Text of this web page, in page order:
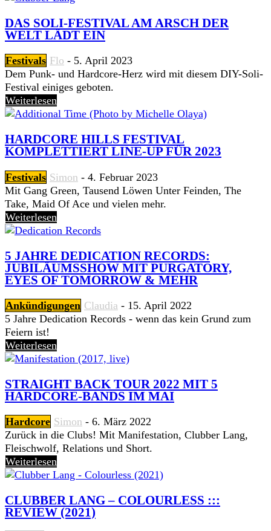
DAS SOLI-FESTIVAL AM ARSCH DER
WELT LÄDT EIN
Festivals Flo - 5. April 2023
Dem Punk- und Hardcore-Herz wird mit diesem DIY-Soli-
Festival einiges geboten.
Weiterlesen
HARDCORE HILLS FESTIVAL
KOMPLETTIERT LINE-UP FÜR 2023
Festivals Simon - 4. Februar 2023
Mit Gang Green, Tausend Löwen Unter Feinden, The
Take, Maid Of Ace und vielen mehr.
Weiterlesen
5 JAHRE DEDICATION RECORDS:
JUBILÄUMSSHOW MIT PURGATORY,
EYES OF TOMORROW & MEHR
Ankündigungen Claudia - 15. April 2022
5 Jahre Dedication Records - wenn das kein Grund zum
Feiern ist!
Weiterlesen
STRAIGHT BACK TOUR 2022 MIT 5
HARDCORE-BANDS IM MAI
Hardcore Simon - 6. März 2022
Zurück in die Clubs! Mit Manifestation, Clubber Lang,
Fleischwolf, Relations und Short.
Weiterlesen
CLUBBER LANG – COLOURLESS :::
REVIEW (2021)